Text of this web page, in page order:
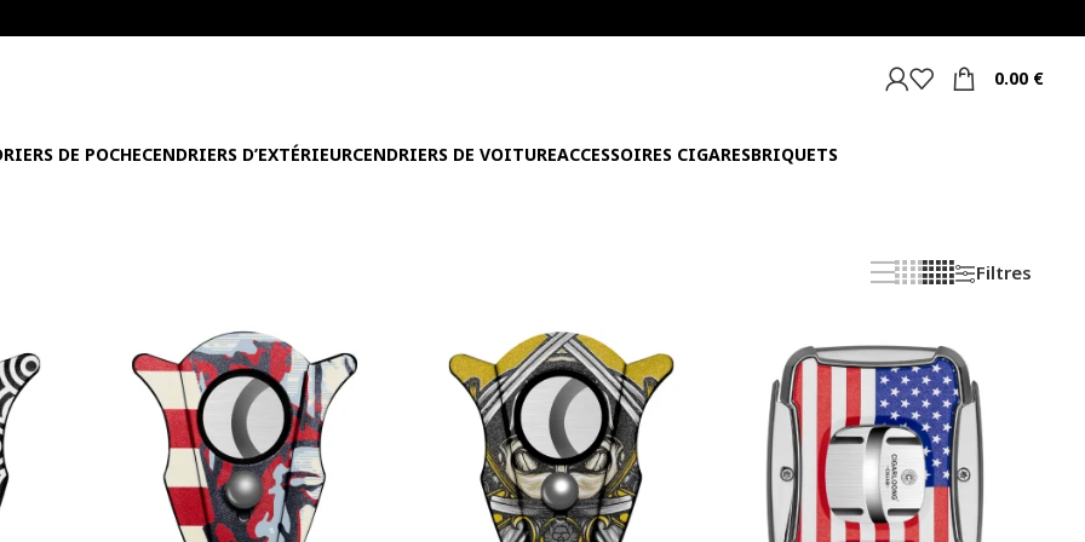
0.00 €
DE POCHECENDRIERS D’EXTÉRIEURCENDRIERS DE VOITUREACCESSOIRES CIGARESBRIQUETS
Filtres